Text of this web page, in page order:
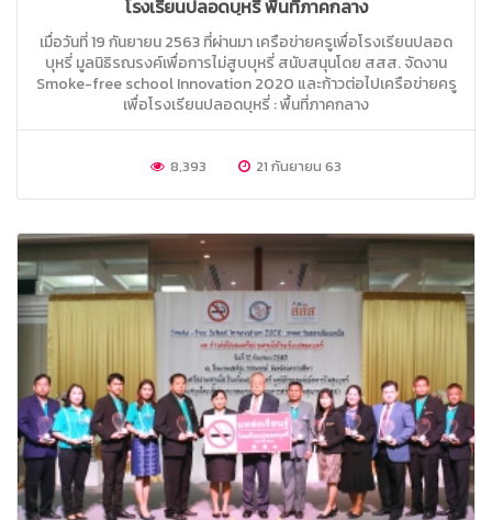
โรงเรียนปลอดบุหรี่ พื้นที่ภาคกลาง
เมื่อวันที่ 19 กันยายน 2563 ที่ผ่านมา เครือข่ายครูเพื่อโรงเรียนปลอด
บุหรี่ มูลนิธิรณรงค์เพื่อการไม่สูบบุหรี่ สนับสนุนโดย สสส. จัดงาน
Smoke-free school Innovation 2020 และก้าวต่อไปเครือข่ายครู
เพื่อโรงเรียนปลอดบุหรี่ : พื้นที่ภาคกลาง
8,393 21 กันยายน 63